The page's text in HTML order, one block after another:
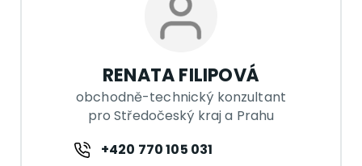
RENATA FILIPOVÁ
obchodně-technický konzultant
pro Středočeský kraj a Prahu
+420 770 105 031